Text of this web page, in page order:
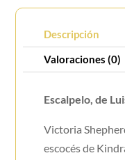
Descripción
Valoraciones (0)
Escalpelo, de
Victoria
escocés de